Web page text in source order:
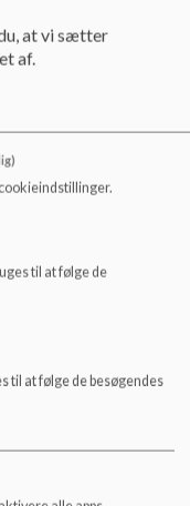
at vi sætter
af.
til at følge de
til at følge de besøgendes